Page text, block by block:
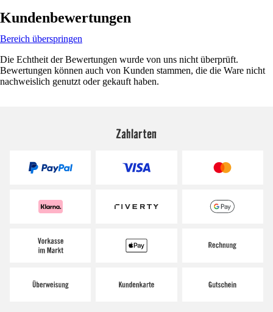
Kundenbewertungen
Bereich überspringen
Die Echtheit der Bewertungen wurde von uns nicht überprüft.
Bewertungen können auch von Kunden stammen, die die Ware nicht
nachweislich genutzt oder gekauft haben.
Zahlarten